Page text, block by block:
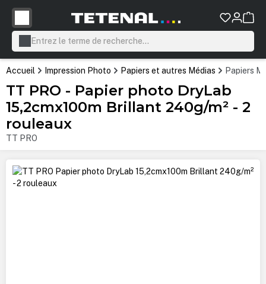
principal
Accueil Impression Photo Papiers et autres Médias Papiers
TT PRO - Papier photo DryLab
15,2cmx100m Brillant 240g/m² - 2
rouleaux
TT PRO
Ignorer la galerie d'images